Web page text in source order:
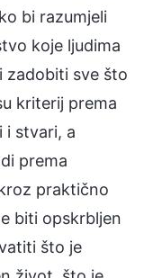
bi razumjeli
koje ljudima
zadobiti sve što
kriterij prema
i stvari, a
prema
praktično
biti opskrbljen
što je